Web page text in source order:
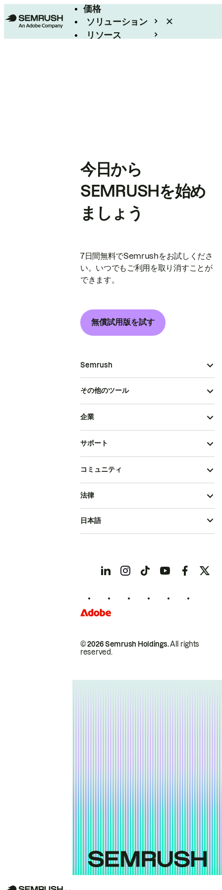
価格
ソリューション
リソース
今日から
SEMRUSHを始め
ましょう
7日間無料でSemrushをお試しくださ
い。いつでもご利用を取り消すことが
できます。
無償試用版を試す
Semrush
その他のツール
企業
サポート
コミュニティ
© 2026 Semrush Holdings.All rights
reserved.
法律
日本語